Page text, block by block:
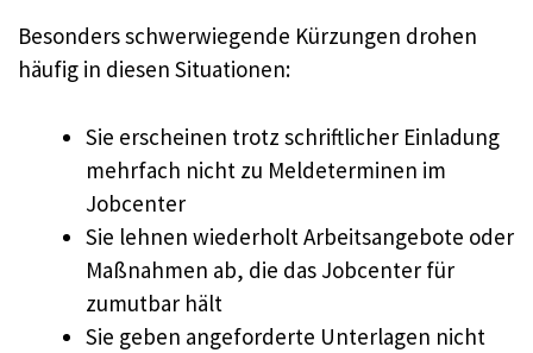
Besonders schwerwiegende Kürzungen drohen
häufig in diesen Situationen:
Sie erscheinen trotz schriftlicher Einladung
mehrfach nicht zu Meldeterminen im
Jobcenter
Sie lehnen wiederholt Arbeitsangebote oder
Maßnahmen ab, die das Jobcenter für
zumutbar hält
Sie geben angeforderte Unterlagen nicht